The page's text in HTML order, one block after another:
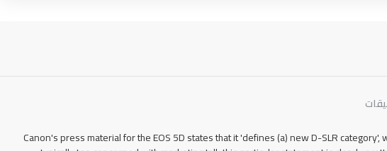
Canon's press material for the EOS 5D states that it 'defines (a) new D-SLR